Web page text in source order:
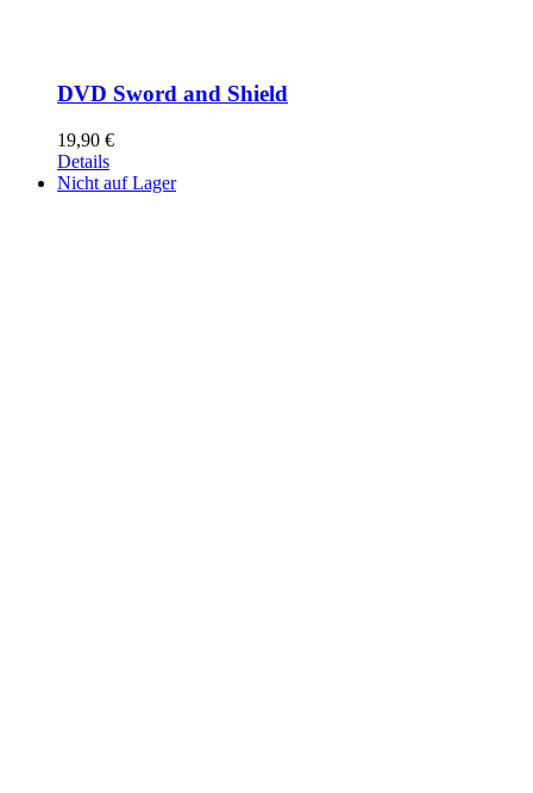
DVD Sword and Shield
19,90 €
Details
Nicht auf Lager